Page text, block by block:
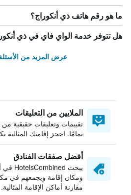
ما هو رقم هاتف ذي أنكوراج؟
هل تتوفر خدمة الواي فاي في ذي
عرض المزيد من
الملايين من التعليقات
تقييمات وتعليقات حقيقية من
تمامًا. احجز إقامتك المثالية
أفضل صفقات الفنادق
ومكان إقامة ويجمعهم في
مقارنة أماكن الإقامة المثالية.